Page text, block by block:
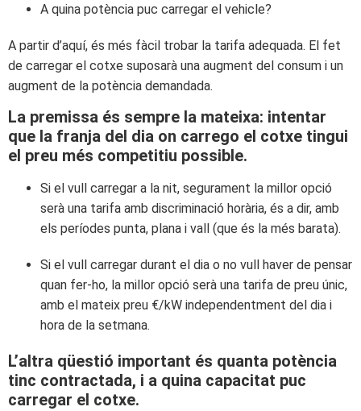
A quina potència puc carregar el vehicle?
A partir d’aquí, és més fàcil trobar la tarifa adequada. El fet
de carregar el cotxe suposarà una augment del consum i un
augment de la potència demandada.
La premissa és sempre la mateixa: intentar
que la franja del dia on carrego el cotxe tingui
el preu més competitiu possible.
Si el vull carregar a la nit, segurament la millor opció
serà una tarifa amb discriminació horària, és a dir, amb
els períodes punta, plana i vall (que és la més barata).
Si el vull carregar durant el dia o no vull haver de pensar
quan fer-ho, la millor opció serà una tarifa de preu únic,
amb el mateix preu €/kW independentment del dia i
hora de la setmana.
L’altra qüestió important és quanta potència
tinc contractada, i a quina capacitat puc
carregar el cotxe.